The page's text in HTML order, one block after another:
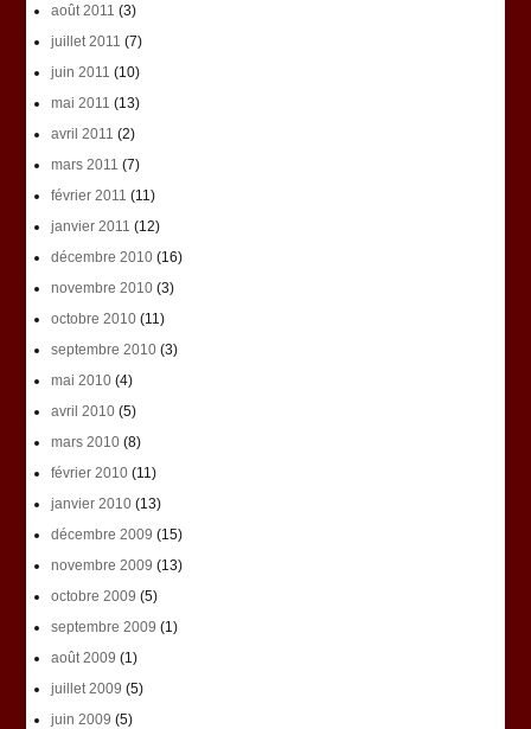
août 2011 (3)
juillet 2011 (7)
juin 2011 (10)
mai 2011 (13)
avril 2011 (2)
mars 2011 (7)
février 2011 (11)
janvier 2011 (12)
décembre 2010(16)
novembre 2010(3)
octobre 2010(11)
septembre 2010(3)
mai 2010(4)
avril 2010(5)
mars 2010(8)
février 2010(11)
janvier 2010(13)
décembre 2009 (15)
novembre 2009 (13)
octobre 2009 (5)
septembre 2009 (1)
août 2009 (1)
juillet 2009 (5)
juin 2009 (5)